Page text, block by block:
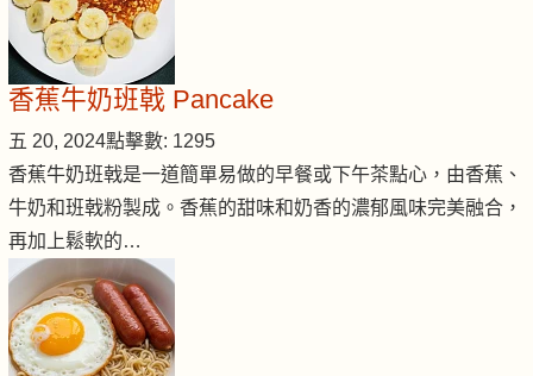
香蕉牛奶班戟 Pancake
五 20, 2024點擊數: 1295
香蕉牛奶班戟是一道簡單易做的早餐或下午茶點心，由香蕉、
牛奶和班戟粉製成。香蕉的甜味和奶香的濃郁風味完美融合，
再加上鬆軟的…